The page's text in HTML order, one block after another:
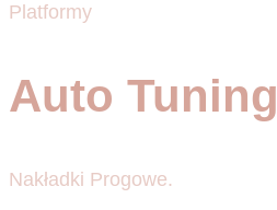
Platformy
Auto Tuning
Nakładki Progowe.